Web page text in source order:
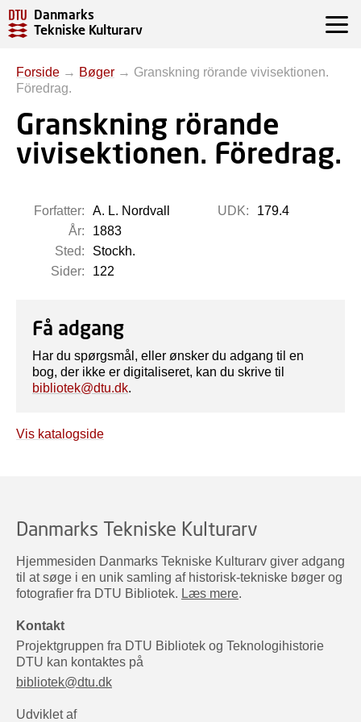
Danmarks
Tekniske Kulturarv
Forside → Bøger → Granskning rörande vivisektionen.
Föredrag.
Granskning rörande
vivisektionen. Föredrag.
Forfatter:
A. L. Nordvall
År:
1883
Sted:
Stockh.
Sider:
122
UDK: 179.4
Få adgang
Har du spørgsmål, eller ønsker du adgang til en
bog, der ikke er digitaliseret, kan du skrive til
bibliotek@dtu.dk.
Vis katalogside
Danmarks Tekniske Kulturarv
Hjemmesiden Danmarks Tekniske Kulturarv giver adgang
til at søge i en unik samling af historisk-tekniske bøger og
fotografier fra DTU Bibliotek. Læs mere.
Kontakt
Projektgruppen fra DTU Bibliotek og Teknologihistorie
DTU kan kontaktes på
bibliotek@dtu.dk
Udviklet af